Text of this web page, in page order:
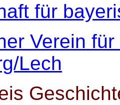
für
Verein
Lech